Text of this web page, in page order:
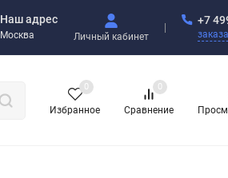
Наш адрес
Москва Личный кабинет
+7
Избранное
0
Сравнение
0